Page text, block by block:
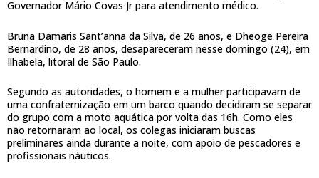
Governador Mário Covas Jr para atendimento médico.
Bruna Damaris Sant’anna da Silva, de 26 anos, e Dheoge Pereira
Bernardino, de 28 anos, desapareceram nesse domingo (24), em
Ilhabela, litoral de São Paulo.
Segundo as autoridades, o homem e a mulher participavam de
uma confraternização em um barco quando decidiram se separar
do grupo com a moto aquática por volta das 16h. Como eles
não retornaram ao local, os colegas iniciaram buscas
preliminares ainda durante a noite, com apoio de pescadores e
profissionais náuticos.